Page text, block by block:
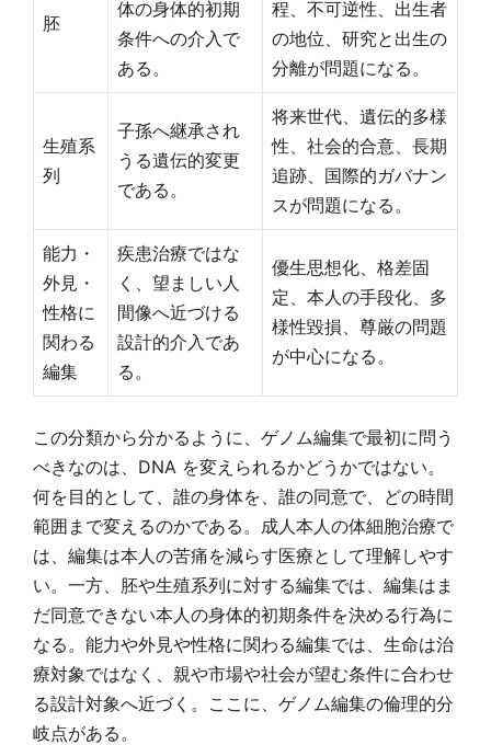
胚
体の身体的初期
条件への介入で
ある。
程、不可逆性、出生者
の地位、研究と出生の
分離が問題になる。
生殖系
列
子孫へ継承され
うる遺伝的変更
である。
将来世代、遺伝的多様
性、社会的合意、長期
追跡、国際的ガバナン
スが問題になる。
能力・
外見・
性格に
関わる
編集
疾患治療ではな
く、望ましい人
間像へ近づける
設計的介入であ
る。
優生思想化、格差固
定、本人の手段化、多
様性毀損、尊厳の問題
が中心になる。
この分類から分かるように、ゲノム編集で最初に問う
べきなのは、DNA を変えられるかどうかではない。
何を目的として、誰の身体を、誰の同意で、どの時間
範囲まで変えるのかである。成人本人の体細胞治療で
は、編集は本人の苦痛を減らす医療として理解しやす
い。一方、胚や生殖系列に対する編集では、編集はま
だ同意できない本人の身体的初期条件を決める行為に
なる。能力や外見や性格に関わる編集では、生命は治
療対象ではなく、親や市場や社会が望む条件に合わせ
る設計対象へ近づく。ここに、ゲノム編集の倫理的分
岐点がある。